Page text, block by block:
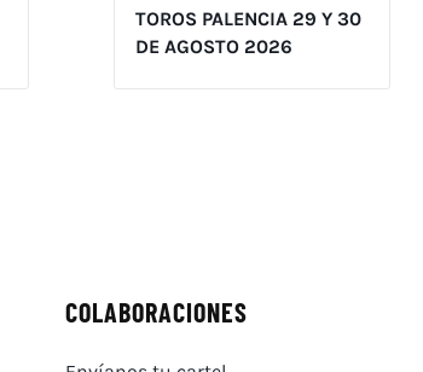
TOROS PALENCIA 29 Y 30
DE AGOSTO 2026
COLABORACIONES